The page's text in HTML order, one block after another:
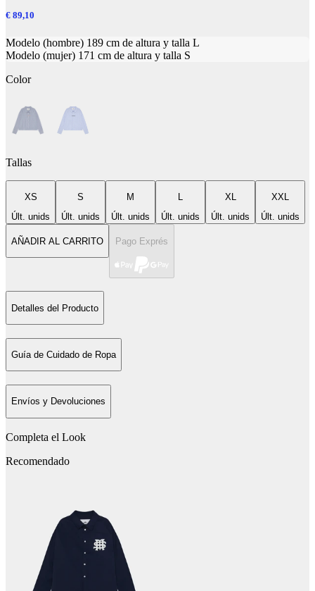
€ 89,10
Modelo (hombre) 189 cm de altura y talla L
Modelo (mujer) 171 cm de altura y talla S
Color
Tallas
XS
Últ. unids
S
Últ. unids
M
Últ. unids
L
Últ. unids
XL
Últ. unids
XXL
Últ. unids
AÑADIR AL CARRITO Pago Exprés
Detalles del Producto
Guía de Cuidado de Ropa
Envíos y Devoluciones
Completa el Look
Recomendado